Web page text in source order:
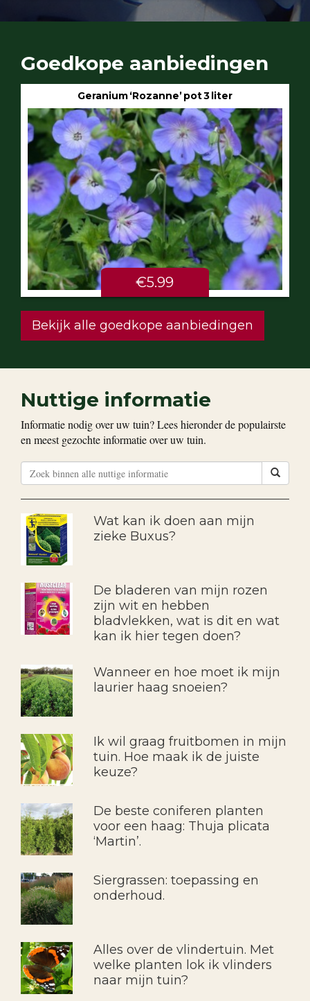
Goedkope aanbiedingen
Geranium ‘Rozanne’ pot 3 liter
€5.99
Bekijk alle goedkope aanbiedingen
Nuttige informatie
Informatie nodig over uw tuin? Lees hieronder de populairste
en meest gezochte informatie over uw tuin.
Wat kan ik doen aan mijn
zieke Buxus?
De bladeren van mijn rozen
zijn wit en hebben
bladvlekken, wat is dit en wat
kan ik hier tegen doen?
Wanneer en hoe moet ik mijn
laurier haag snoeien?
Ik wil graag fruitbomen in mijn
tuin. Hoe maak ik de juiste
keuze?
De beste coniferen planten
voor een haag: Thuja plicata
‘Martin’.
Siergrassen: toepassing en
onderhoud.
Alles over de vlindertuin. Met
welke planten lok ik vlinders
naar mijn tuin?